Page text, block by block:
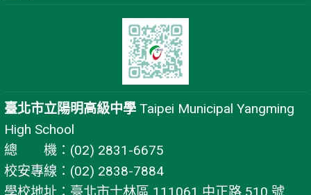
臺北市立陽明高級中學 Taipei Municipal Yangming
High School
總 機：(02) 2831-6675
校安專線：(02) 2838-7884